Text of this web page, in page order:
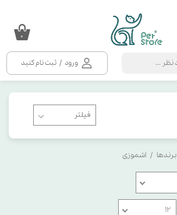
ورود / ثبت نام کنید
۰
برندها اشموزی
۱۲